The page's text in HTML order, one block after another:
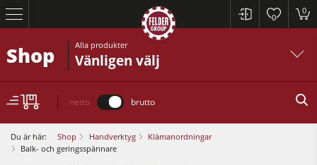
0
0
Shop Alla produkter
Vänligen välj
netto brutto
Du är här: Shop Handverktyg
Klämanordningar
Balk- och geringsspännare